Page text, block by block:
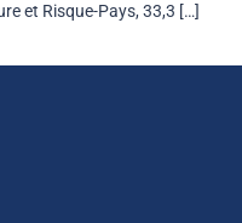
et Risque-Pays, 33,3 […]